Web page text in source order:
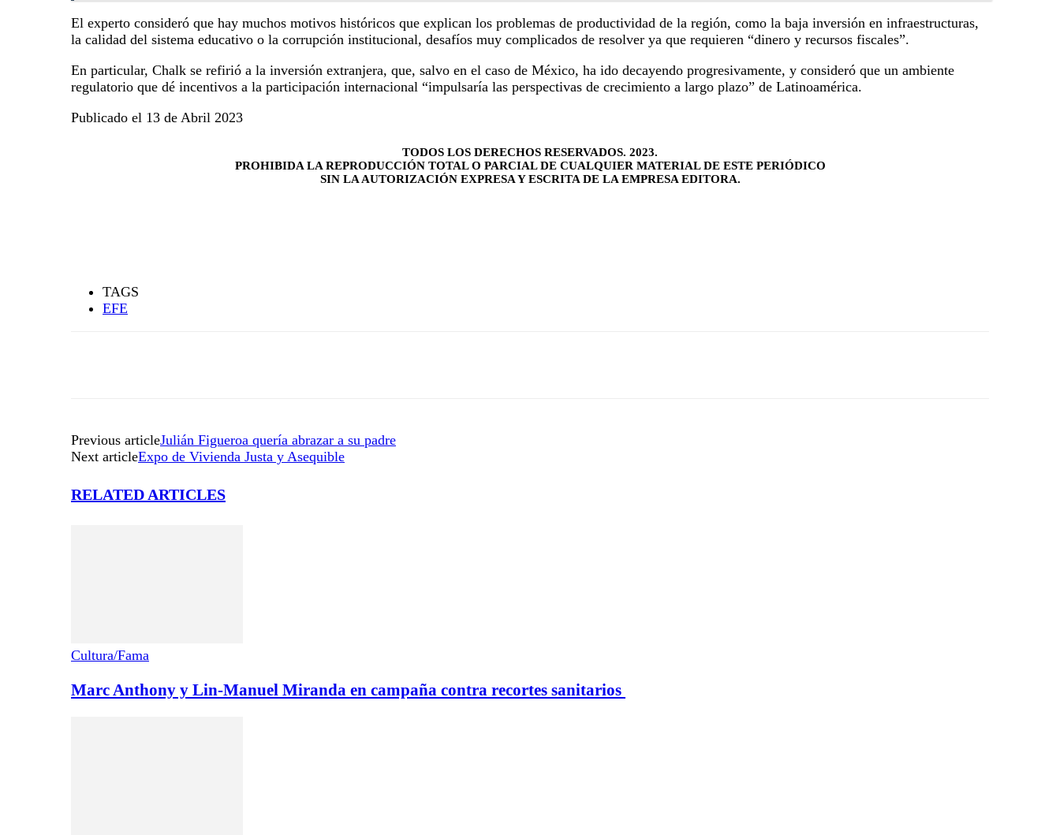
El experto consideró que hay muchos motivos históricos que explican los problemas de productividad de la región, como la baja inversión en infraestructuras,
la calidad del sistema educativo o la corrupción institucional, desafíos muy complicados de resolver ya que requieren “dinero y recursos fiscales”.
En particular, Chalk se refirió a la inversión extranjera, que, salvo en el caso de México, ha ido decayendo progresivamente, y consideró que un ambiente
regulatorio que dé incentivos a la participación internacional “impulsaría las perspectivas de crecimiento a largo plazo” de Latinoamérica.
Publicado el 13 de Abril 2023
TODOS LOS DERECHOS RESERVADOS. 2023.
PROHIBIDA LA REPRODUCCIÓN TOTAL O PARCIAL DE CUALQUIER MATERIAL DE ESTE PERIÓDICO
SIN LA AUTORIZACIÓN EXPRESA Y ESCRITA DE LA EMPRESA EDITORA.
TAGS
EFE
Previous articleJulián Figueroa quería abrazar a su padre
Next articleExpo de Vivienda Justa y Asequible
RELATED ARTICLES
Cultura/Fama
Marc Anthony y Lin-Manuel Miranda en campaña contra recortes sanitarios